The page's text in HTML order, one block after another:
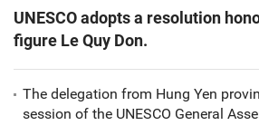
UNESCO adopts a resolution
figure Le Quy Don.
The delegation from Hung Yen
session of the UNESCO General